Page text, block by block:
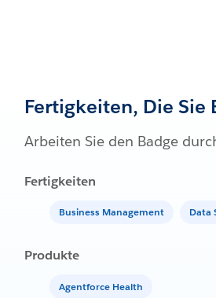
Fertigkeiten, Die Sie
Arbeiten Sie den Badge
Fertigkeiten
Business Management Data
Produkte
Agentforce Health